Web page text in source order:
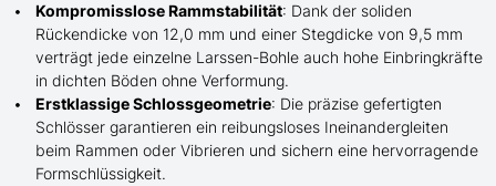
Kompromisslose Rammstabilität: Dank der soliden
Rückendicke von 12,0 mm und einer Stegdicke von 9,5 mm
verträgt jede einzelne Larssen-Bohle auch hohe Einbringkräfte
in dichten Böden ohne Verformung.
Erstklassige Schlossgeometrie: Die präzise gefertigten
Schlösser garantieren ein reibungsloses Ineinandergleiten
beim Rammen oder Vibrieren und sichern eine hervorragende
Formschlüssigkeit.